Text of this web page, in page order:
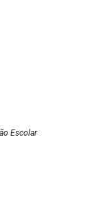
Escolar